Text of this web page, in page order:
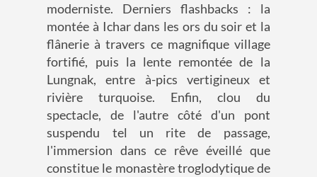
moderniste. Derniers flashbacks : la
montée à Ichar dans les ors du soir et la
flânerie à travers ce magnifique village
fortifié, puis la lente remontée de la
Lungnak, entre à-pics vertigineux et
rivière turquoise. Enfin, clou du
spectacle, de l'autre côté d'un pont
suspendu tel un rite de passage,
l'immersion dans ce rêve éveillé que
constitue le monastère troglodytique de